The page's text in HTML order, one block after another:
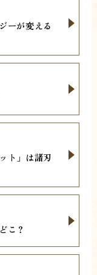
ーが変える
ト」は諸刃
こ？